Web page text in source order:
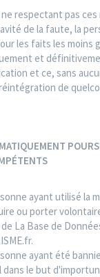
respectant pas ces
de la faute, la
les faits les moins
et
et ce, sans
de
ayant utilisé la
ou porter
La Base de
ayant été
le but